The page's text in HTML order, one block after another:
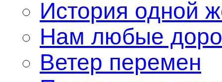
История одной
Нам любые
Ветер перемен